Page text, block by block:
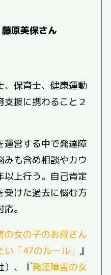
藤原美保さん
、保育士、健康運動
援に携わること２
運営する中で発達障
みも含め相談やカウ
以上行う。自己肯定
受けた過去に悩む方
。
の女の子のお母さん
「47のルール」
』
）、『発達障害の女